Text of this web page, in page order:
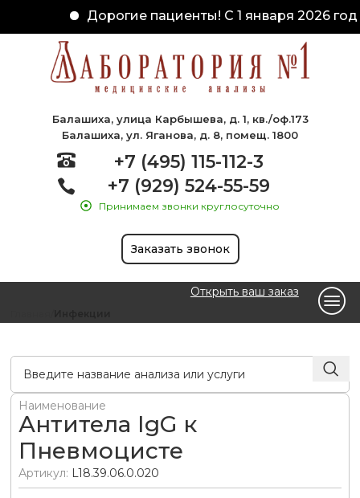
Дорогие пациенты! С 1 января 2026
Балашиха, улица Карбышева, д. 1, кв./оф.173
Балашиха, ул. Яганова, д. 8, помещ. 1800
+7 (495) 115-112-3
+7 (929) 524-55-59
Принимаем звонки круглосуточно
Заказать звонок
Открыть ваш заказ
Наименование
Антитела IgG к
Пневмоцисте
Артикул: L18.39.06.0.020